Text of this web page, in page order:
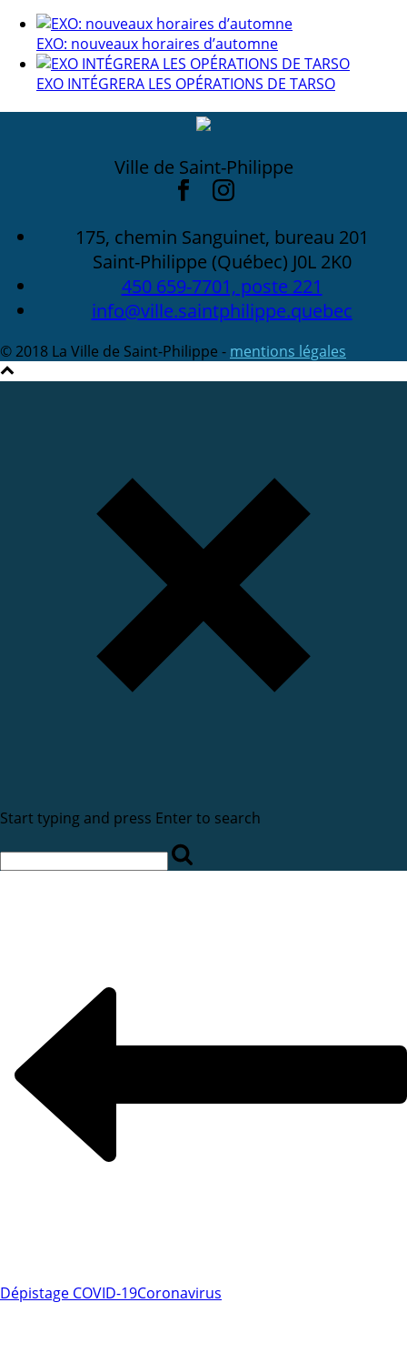
EXO: nouveaux horaires d’automne
EXO INTÉGRERA LES OPÉRATIONS DE TARSO
Ville de Saint-Philippe
175, chemin Sanguinet, bureau 201
Saint-Philippe (Québec) J0L 2K0
450 659-7701, poste 221
info@ville.saintphilippe.quebec
© 2018 La Ville de Saint-Philippe - mentions légales
Start typing and press Enter to search
Dépistage COVID-19Coronavirus